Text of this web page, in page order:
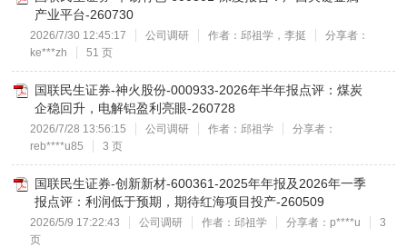
产业平台-260730
2026/7/30 12:45:17 公司调研 作者：邱祖学，李挺
分享者：
ke***zh
51 页
国联民生证券-神火股份-000933-2026年半年报点评：煤炭
企稳回升，电解铝盈利亮眼-260728
2026/7/28 13:56:15 公司调研 作者：邱祖学
分享者：
reb****u85
3 页
国联民生证券-创新新材-600361-2025年年报及2026年一季
报点评：利润低于预期，期待红海项目投产-260509
2026/5/9 17:22:43 公司调研 作者：邱祖学 分享者：p****u
3
页